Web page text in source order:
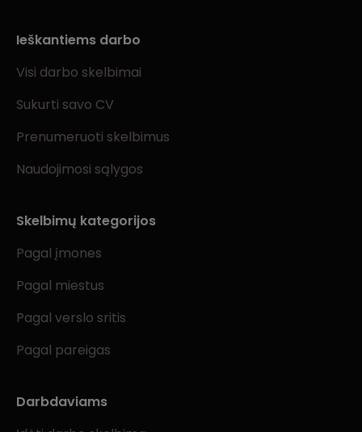
Ieškantiems darbo
Visi darbo skelbimai
Sukurti savo CV
Prenumeruoti skelbimus
Naudojimosi sąlygos
Skelbimų kategorijos
Pagal įmones
Pagal miestus
Pagal verslo sritis
Pagal pareigas
Darbdaviams